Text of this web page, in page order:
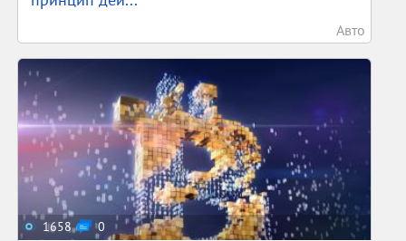
Авто
1658 0